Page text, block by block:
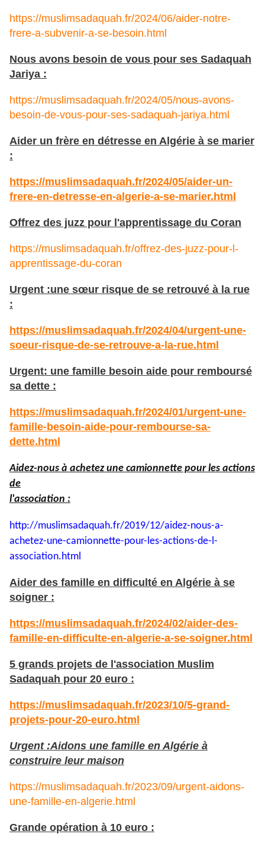
https://muslimsadaquah.fr/2024/06/aider-notre-
frere-a-subvenir-a-se-besoin.html
Nous avons besoin de vous pour ses Sadaquah
Jariya :
https://muslimsadaquah.fr/2024/05/nous-avons-
besoin-de-vous-pour-ses-sadaquah-jariya.html
Aider un frère en détresse en Algérie à se marier
:
https://muslimsadaquah.fr/2024/05/aider-un-
frere-en-detresse-en-algerie-a-se-marier.html
Offrez des juzz pour l'apprentissage du Coran
https://muslimsadaquah.fr/offrez-des-juzz-pour-l-
apprentissage-du-coran
Urgent :une sœur risque de se retrouvé à la rue
:
https://muslimsadaquah.fr/2024/04/urgent-une-
soeur-risque-de-se-retrouve-a-la-rue.html
Urgent: une famille besoin aide pour remboursé
sa dette :
https://muslimsadaquah.fr/2024/01/urgent-une-
famille-besoin-aide-pour-rembourse-sa-
dette.html
Aidez-nous à achetez une camionnette pour les actions
de
l'association :
http://muslimsadaquah.fr/2019/12/aidez-nous-a-
achetez-une-camionnette-pour-les-actions-de-l-
association.html
Aider des famille en difficulté en Algérie à se
soigner :
https://muslimsadaquah.fr/2024/02/aider-des-
famille-en-difficulte-en-algerie-a-se-soigner.html
5 grands projets de l'association Muslim
Sadaquah pour 20 euro :
https://muslimsadaquah.fr/2023/10/5-grand-
projets-pour-20-euro.html
Urgent :Aidons une famille en Algérie à
construire leur maison
https://muslimsadaquah.fr/2023/09/urgent-aidons-
une-famille-en-algerie.html
Grande opération à 10 euro :